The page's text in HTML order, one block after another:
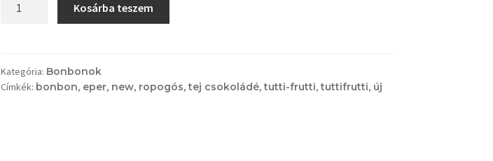
Kosárba teszem
Kategória: Bonbonok
Címkék: bonbon, eper, new, ropogós,tej csokoládé,tutti-frutti,tuttifrutti, új